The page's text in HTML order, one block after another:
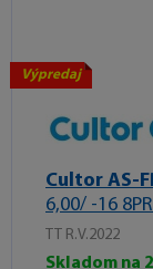
Výpredaj
Cultor AS-
6,00/ -16
TT R.V.2022
Skladom na